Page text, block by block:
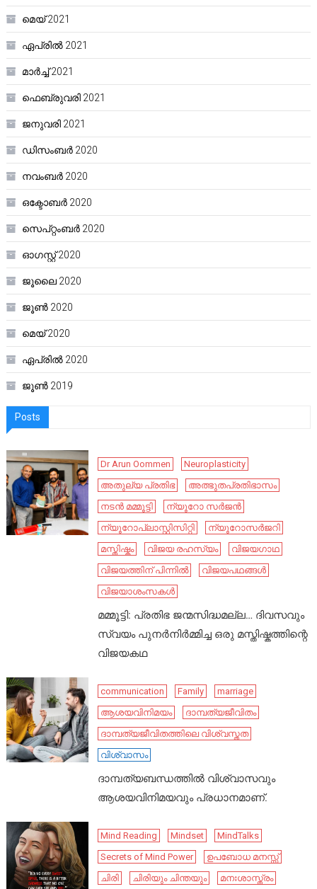
മെയ്‌ 2021
ഏപ്രിൽ 2021
മാർച്ച്‌ 2021
ഫെബ്രുവരി 2021
ജനുവരി 2021
ഡിസംബർ 2020
നവംബർ 2020
ഒക്ടോബർ 2020
സെപ്റ്റംബർ 2020
ഓഗസ്റ്റ്‌ 2020
ജൂലൈ 2020
ജൂൺ 2020
മെയ്‌ 2020
ഏപ്രിൽ 2020
ജൂൺ 2019
Posts
Dr Arun Oommen
Neuroplasticity
അതുല്യ പ്രതിഭ
അത്ഭുതപ്രതിഭാസം
നടൻ മമ്മൂട്ടി
ന്യൂറോ സർജൻ
ന്യൂറോപ്ലാസ്റ്റിസിറ്റി
ന്യൂറോസർജറി
മസ്തിഷ്കം
വിജയ രഹസ്യം
വിജയഗാഥ
വിജയത്തിന് പിന്നിൽ
വിജയപഥങ്ങൾ
വിജയാശംസകൾ
മമ്മൂട്ടി: പ്രതിഭ ജന്മസിദ്ധമല്ല… ദിവസവും
സ്വയം പുനർനിർമ്മിച്ച ഒരു മസ്തിഷ്കത്തിന്റെ
വിജയകഥ
communication Family
marriage
ആശയവിനിമയം
ദാമ്പത്യജീവിതം
ദാമ്പത്യജീവിതത്തിലെ വിശ്വസ്തത
വിശ്വാസം
ദാമ്പത്യബന്ധത്തിൽ വിശ്വാസവും
ആശയവിനിമയവും പ്രധാനമാണ്.
Mind Reading Mindset
MindTalks
Secrets of Mind Power
ഉപബോധ മനസ്സ്
ചിരി
ചിരിയും ചിന്തയും
മനഃശാസ്ത്രം